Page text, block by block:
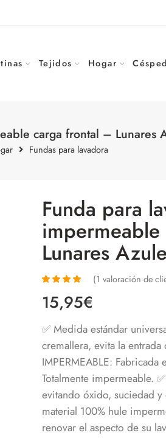
Tejidos Hogar
carga frontal – Lunares
Fundas para lavadora
Funda para
Lunares
con4.00
de 5 en
valoración
cliente
(1 valoración de
15,95€
✅ Medida estándar
cremallera, evita la
IMPERMEABLE:
Totalmente impermeable.
evitando óxido, suciedad
material 100% hule
renovar el aspecto de su